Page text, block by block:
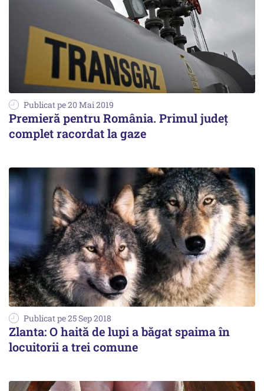
Publicat pe 20 Mai 2019
Premieră pentru România. Primul județ
complet racordat la gaze
Publicat pe 25 Sep 2018
Zlanta: O haită de lupi a băgat spaima în
locuitorii a trei comune